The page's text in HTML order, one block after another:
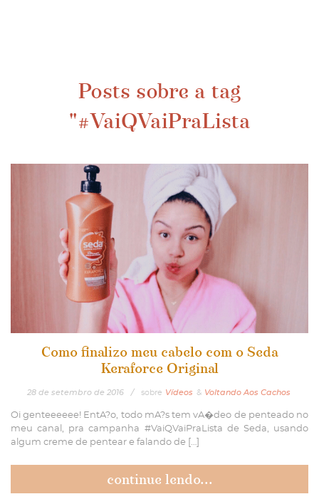
Posts sobre a tag
"#VaiQVaiPraLista
Como finalizo meu cabelo com o Seda
Keraforce Original
28 de setembro de 2016 / sobre Vídeos & Voltando Aos Cachos
Oi genteeeeee! EntA?o, todo mA?s tem vA�deo de penteado no
meu canal, pra campanha #VaiQVaiPraLista de Seda, usando
algum creme de pentear e falando de […]
continue lendo...